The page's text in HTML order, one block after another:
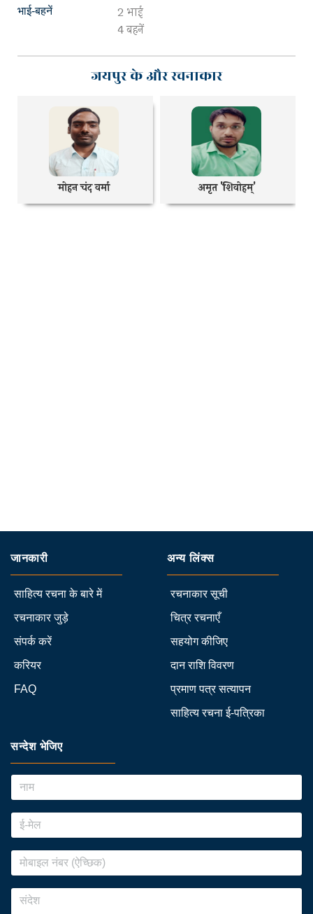
भाई-बहनें
2 भाई
4 बहनें
जयपुर के और रचनाकार
मोहन चंद वर्मा अमृत 'शिवोहम्'
जानकारी
साहित्य रचना के बारे में
रचनाकार जुड़े
संपर्क करें
करियर
FAQ
अन्य लिंक्स
रचनाकार सूची
चित्र रचनाएँ
सहयोग कीजिए
दान राशि विवरण
प्रमाण पत्र सत्यापन
साहित्य रचना ई-पत्रिका
सन्देश भेजिए